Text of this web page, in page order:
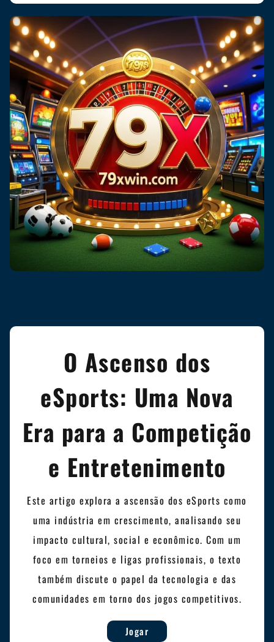
O Ascenso dos
eSports: Uma Nova
Era para a Competição
e Entretenimento
Este artigo explora a ascensão dos eSports como
uma indústria em crescimento, analisando seu
impacto cultural, social e econômico. Com um
foco em torneios e ligas profissionais, o texto
também discute o papel da tecnologia e das
comunidades em torno dos jogos competitivos.
Jogar